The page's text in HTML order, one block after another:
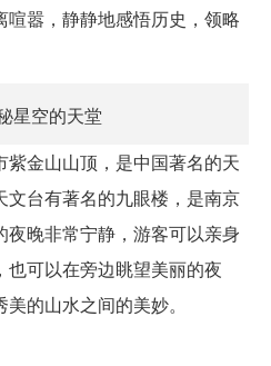
嚣，静静地感悟历史，领略
空的天堂
金山山顶，是中国著名的天
台有著名的九眼楼，是南京
晚非常宁静，游客可以亲身
可以在旁边眺望美丽的夜
的山水之间的美妙。